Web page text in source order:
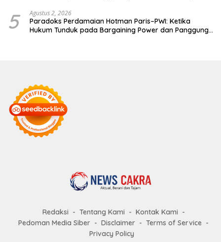
5 Agustus 2, 2026
Paradoks Perdamaian Hotman Paris–PWI: Ketika
Hukum Tunduk pada Bargaining Power dan Panggung
Redaksi Tentang Kami
Kontak Kami
Pedoman Media Siber
Disclaimer
Terms of Service
Privacy Policy